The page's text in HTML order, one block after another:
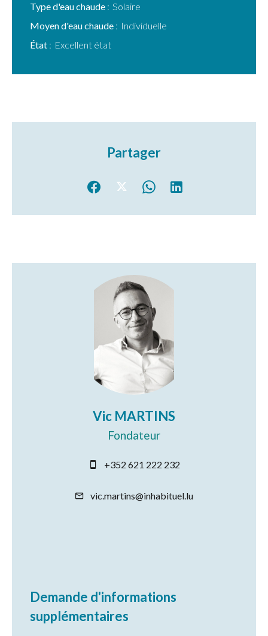
Type d'eau chaude
Solaire
Moyen d'eau chaude
Individuelle
État
Excellent état
Partager
Vic MARTINS
Fondateur
+352 621 222 232
vic.martins@inhabituel.lu
Demande d'informations
supplémentaires